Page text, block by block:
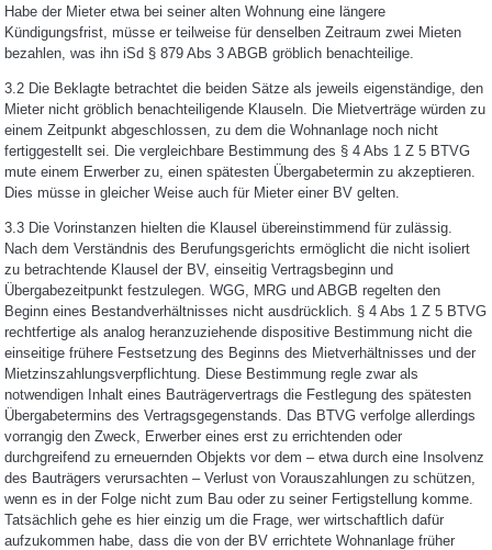
Habe der Mieter etwa bei seiner alten Wohnung eine längere
Kündigungsfrist, müsse er teilweise für denselben Zeitraum zwei Mieten
bezahlen, was ihn iSd § 879 Abs 3 ABGB gröblich benachteilige.
3.2 Die Beklagte betrachtet die beiden Sätze als jeweils eigenständige, den
Mieter nicht gröblich benachteiligende Klauseln. Die Mietverträge würden zu
einem Zeitpunkt abgeschlossen, zu dem die Wohnanlage noch nicht
fertiggestellt sei. Die vergleichbare Bestimmung des § 4 Abs 1 Z 5 BTVG
mute einem Erwerber zu, einen spätesten Übergabetermin zu akzeptieren.
Dies müsse in gleicher Weise auch für Mieter einer BV gelten.
3.3 Die Vorinstanzen hielten die Klausel übereinstimmend für zulässig.
Nach dem Verständnis des Berufungsgerichts ermöglicht die nicht isoliert
zu betrachtende Klausel der BV, einseitig Vertragsbeginn und
Übergabezeitpunkt festzulegen. WGG, MRG und ABGB regelten den
Beginn eines Bestandverhältnisses nicht ausdrücklich. § 4 Abs 1 Z 5 BTVG
rechtfertige als analog heranzuziehende dispositive Bestimmung nicht die
einseitige frühere Festsetzung des Beginns des Mietverhältnisses und der
Mietzinszahlungsverpflichtung. Diese Bestimmung regle zwar als
notwendigen Inhalt eines Bauträgervertrags die Festlegung des spätesten
Übergabetermins des Vertragsgegenstands. Das BTVG verfolge allerdings
vorrangig den Zweck, Erwerber eines erst zu errichtenden oder
durchgreifend zu erneuernden Objekts vor dem – etwa durch eine Insolvenz
des Bauträgers verursachten – Verlust von Vorauszahlungen zu schützen,
wenn es in der Folge nicht zum Bau oder zu seiner Fertigstellung komme.
Tatsächlich gehe es hier einzig um die Frage, wer wirtschaftlich dafür
aufzukommen habe, dass die von der BV errichtete Wohnanlage früher